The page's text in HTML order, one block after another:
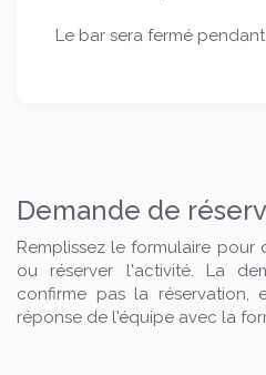
Le bar sera fermé
Demande de
Remplissez le formulaire pour
ou réserver l'activité. La
confirme pas la réservation,
réponse de l'équipe avec la